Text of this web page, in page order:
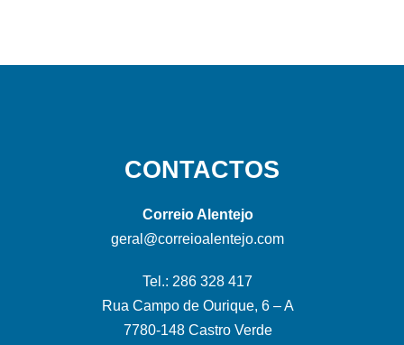
CONTACTOS
Correio Alentejo
geral@correioalentejo.com
Tel.: 286 328 417
Rua Campo de Ourique, 6 – A
7780-148 Castro Verde